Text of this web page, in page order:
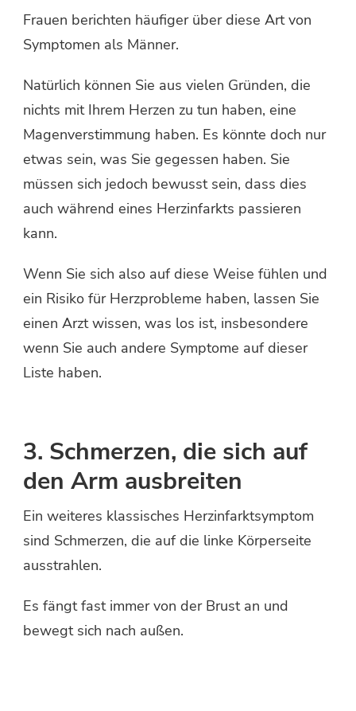
Frauen berichten häufiger über diese Art von
Symptomen als Männer.
Natürlich können Sie aus vielen Gründen, die
nichts mit Ihrem Herzen zu tun haben, eine
Magenverstimmung haben. Es könnte doch nur
etwas sein, was Sie gegessen haben. Sie
müssen sich jedoch bewusst sein, dass dies
auch während eines Herzinfarkts passieren
kann.
Wenn Sie sich also auf diese Weise fühlen und
ein Risiko für Herzprobleme haben, lassen Sie
einen Arzt wissen, was los ist, insbesondere
wenn Sie auch andere Symptome auf dieser
Liste haben.
3. Schmerzen, die sich auf
den Arm ausbreiten
Ein weiteres klassisches Herzinfarktsymptom
sind Schmerzen, die auf die linke Körperseite
ausstrahlen.
Es fängt fast immer von der Brust an und
bewegt sich nach außen.